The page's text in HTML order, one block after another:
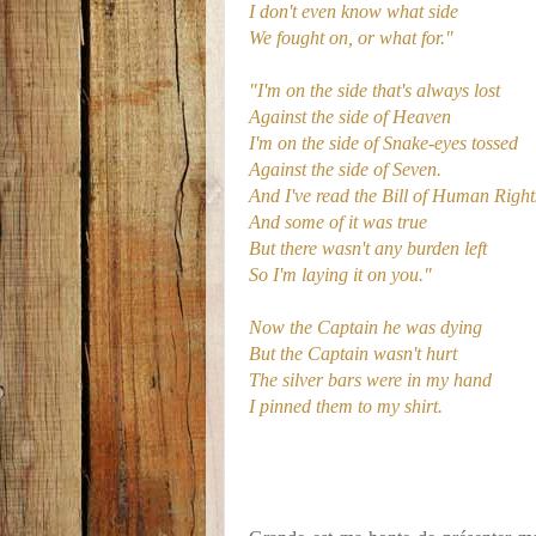
I don't even know what side
We fought on, or what for."
"I'm on the side that's always lost
Against the side of Heaven
I'm on the side of Snake-eyes tossed
Against the side of Seven.
And I've read the Bill of Human
And some of it was true
But there wasn't any burden left
So I'm laying it on you."
Now the Captain he was dying
But the Captain wasn't hurt
The silver bars were in my hand
I pinned them to my shirt.